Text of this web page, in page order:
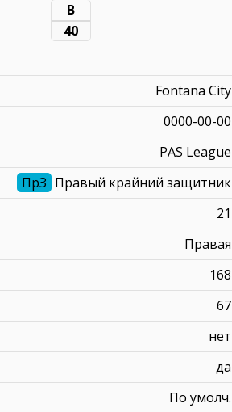
В
40
Fontana City
0000-00-00
PAS League
ПрЗ Правый крайний защитник
21
Правая
168
67
нет
да
По умолч.